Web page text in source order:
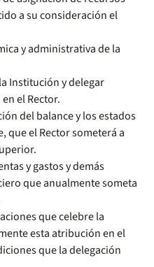
a su consideración el
y administrativa de la
Institución y delegar
el Rector.
del balance y los estados
que el Rector someterá a
y gastos y demás
que anualmente someta
que celebre la
esta atribución en el
que la delegación